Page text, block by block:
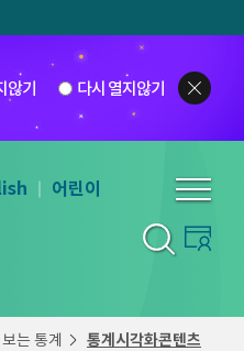
않기 다시 열지않기
어린이
는 통계 통계시각화콘텐츠